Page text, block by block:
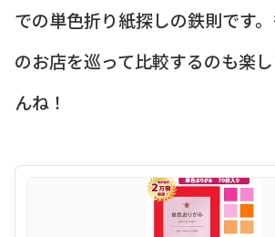
での単色折り紙探しの鉄則です
のお店を巡って比較するのも楽
んね！